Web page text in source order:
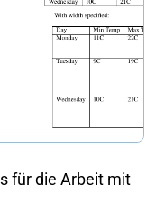
für die Arbeit mit